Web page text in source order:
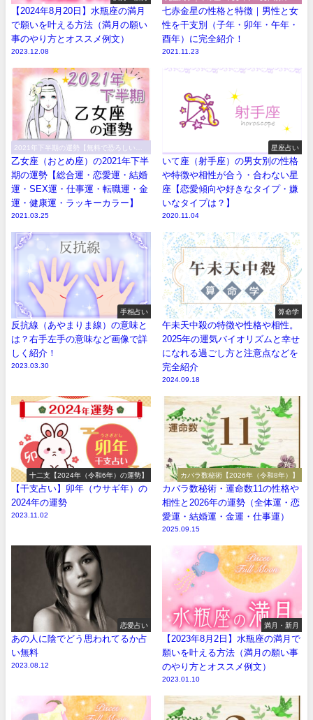
【2024年8月20日】水瓶座の満月
で願いを叶える方法（満月の願い
事のやり方とオススメ例文）
2023.12.08
格や特徴
七赤金星の性格と特徴｜男性と女
性を干支別（子年・卯年・午年・
酉年）に完全紹介！
2021.11.23
2021年下半期の運勢【無料で恐ろしい程
当たる！】
乙女座（おとめ座）の2021年下半
期の運勢【総合運・恋愛運・結婚
運・SEX運・仕事運・転職運・金
運・健康運・ラッキーカラー】
2021.03.25
星座占い
いて座（射手座）の男女別の性格
や特徴や相性が合う・合わない星
座【恋愛傾向や好きなタイプ・嫌
いなタイプは？】
2020.11.04
手相占い
反抗線（あやまりま線）の意味と
は？右手左手の意味など画像で詳
しく紹介！
2023.03.30
算命学
午未天中殺の特徴や性格や相性。
2025年の運気バイオリズムと幸せ
になれる過ごし方と注意点などを
完全紹介
2024.09.18
十二支【2024年（令和6年）の運勢】
【干支占い】卯年（ウサギ年）の
2024年の運勢
2023.11.02
カバラ数秘術【2026年（令和8年）】
カバラ数秘術・運命数11の性格や
相性と2026年の運勢（全体運・恋
愛運・結婚運・金運・仕事運）
2025.09.15
恋愛占い
あの人に陰でどう思われてるか占
い無料
2023.08.12
満月・新月
【2023年8月2日】水瓶座の満月で
願いを叶える方法（満月の願い事
のやり方とオススメ例文）
2023.01.10